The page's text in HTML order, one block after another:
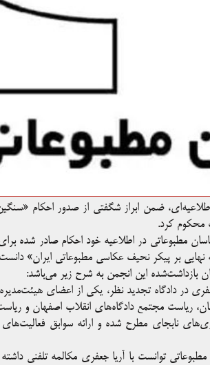
ضمن ابراز شگفتی از صدور احکام
محکوم کرد.
مطبوعاتی در اطلاعیه خود احکام صادر شده
نهایی بر پیکر نحیف عکاسی مطبوعاتی ایران»
بازداشت‌شده این انجمن به شرح زیر می‌باشد:
در دادگاه تجدید نظر، یکی از اعضای
ریاست مجتمع دادگاه‌های انقلاب اصفهان و
نابجای مطرح شده و ارائه سوابق فعالیت‌های
توانست با آریا جعفری مکالمه تلفنی